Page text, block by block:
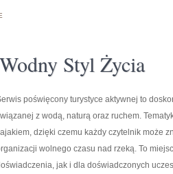
Styl Życia
poświęcony turystyce aktywnej to
z wodą, naturą oraz ruchem.
dzięki czemu każdy czytelnik może
wolnego czasu nad rzeką. To
jak i dla doświadczonych